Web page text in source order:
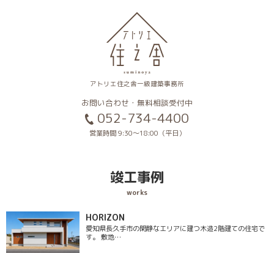
アトリエ住之舎一級建築事務所
お問い合わせ・無料相談受付中
052-734-4400
営業時間 9:30〜18:00（平日）
竣工事例
works
HORIZON
愛知県長久手市の閑静なエリアに建つ木造2階建ての住宅で
す。 敷地…